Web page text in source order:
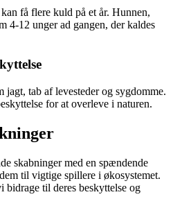
få flere kuld på et år. Hunnen,
4-12 unger ad gangen, der kaldes
tab af levesteder og sygdomme.
for at overleve i naturen.
skabninger med en spændende
til vigtige spillere i økosystemet.
til deres beskyttelse og